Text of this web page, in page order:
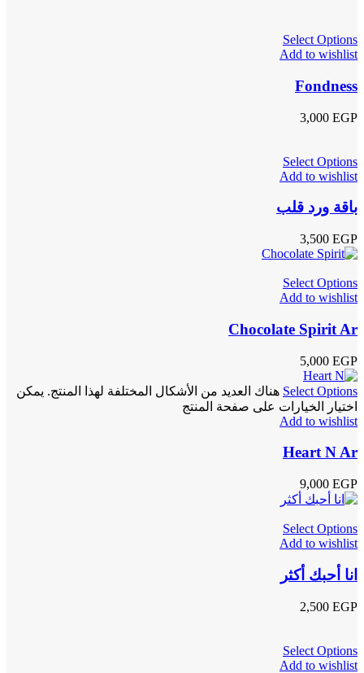
Select Options
Add to wishlist
Fondness
3,000 EGP
Select Options
Add to wishlist
باقة ورد قلب
3,500 EGP
Select Options
Add to wishlist
Chocolate Spirit Ar
5,000 EGP
Select Options هناك العديد من الأشكال المختلفة لهذا المنتج. يمكن
اختيار الخيارات على صفحة المنتج
Add to wishlist
Heart N Ar
9,000 EGP
Select Options
Add to wishlist
انا أحبك أكثر
2,500 EGP
Select Options
Add to wishlist